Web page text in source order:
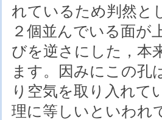
れているため判然と
２個並んでいる面が
びを逆さにした，本
ます。因みにこの孔
り空気を取り入れて
理に等しいといわれ